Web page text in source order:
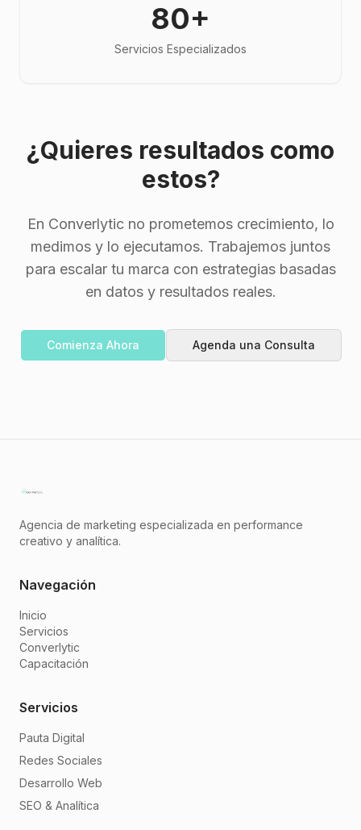
80+
Servicios Especializados
¿Quieres resultados como
estos?
En Converlytic no prometemos crecimiento, lo
medimos y lo ejecutamos. Trabajemos juntos
para escalar tu marca con estrategias basadas
en datos y resultados reales.
Comienza Ahora Agenda una Consulta
Agencia de marketing especializada en performance
creativo y analítica.
Navegación
Inicio
Servicios
Converlytic
Capacitación
Servicios
Pauta Digital
Redes Sociales
Desarrollo Web
SEO & Analítica